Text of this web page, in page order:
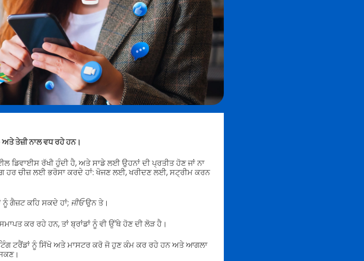
ਤੇਜ਼ੀ ਨਾਲ ਵਧ ਰਹੇ ਹਨ।
ਡਿਵਾਈਸ ਰੱਖੀ ਹੁੰਦੀ ਹੈ, ਅਤੇ ਸਾਡੇ ਲਈ ਉਹਨਾਂ ਦੀ ਪ੍ਰਤੀਤ ਹੋਣ ਜਾਂ ਨਾ
ਹਰ ਚੀਜ਼ ਲਈ ਭਰੋਸਾ ਕਰਦੇ ਹਾਂ: ਖੋਜਣ ਲਈ, ਖਰੀਦਣ ਲਈ, ਸਟ੍ਰੀਮ ਕਰਨ
ਗੈਜ਼ਟ ਕਹਿ ਸਕਦੇ ਹਾਂ; ਜੀਓਉਨ ਤੇ।
ਕਰ ਰਹੇ ਹਨ, ਤਾਂ ਬ੍ਰਾਂਡਾਂ ਨੂੰ ਵੀ ਉੱਥੇ ਹੋਣ ਦੀ ਲੋੜ ਹੈ।
ਟਰੈਂਡਾਂ ਨੂੰ ਸਿੱਖੋ ਅਤੇ ਮਾਸਟਰ ਕਰੋ ਜੋ ਹੁਣ ਕੰਮ ਕਰ ਰਹੇ ਹਨ ਅਤੇ ਆਗਲਾ